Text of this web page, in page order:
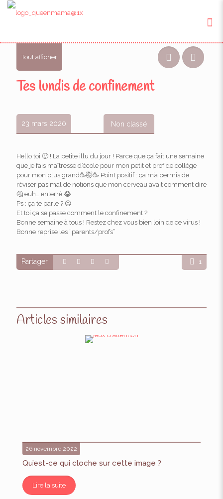
Tout afficher
Tes lundis de confinement
23 mars 2020 Non classé
Hello toi 🙂 ! La petite illu du jour ! Parce que ça fait une semaine
que je fais maîtresse d’école pour mon petit et prof de collège
pour mon plus grand🥳🤯🥳 Point positif : ça m’a permis de
réviser pas mal de notions que mon cerveau avait comment dire
🤔 euh… enterré 😂
Ps : ça te parle ? 😉
Et toi ça se passe comment le confinement ?
Bonne semaine à tous ! Restez chez vous bien loin de ce virus !
Bonne reprise les “parents/profs”
Partager 1
Articles similaires
26 novembre 2022
Qu’est-ce qui cloche sur cette image ?
Lire la suite